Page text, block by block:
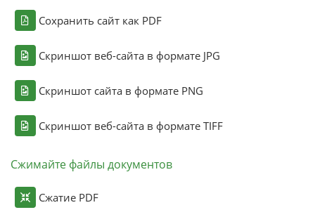
Сохранить сайт как PDF
Скриншот веб-сайта в формате JPG
Скриншот сайта в формате PNG
Скриншот веб-сайта в формате TIFF
Сжимайте файлы документов
Сжатие PDF